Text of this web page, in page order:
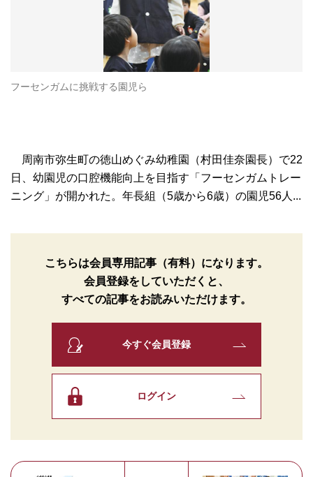
フーセンガムに挑戦する園児ら
周南市弥生町の徳山めぐみ幼稚園（村田佳奈園長）で22
日、幼園児の口腔機能向上を目指す「フーセンガムトレー
ニング」が開かれた。年長組（5歳から6歳）の園児56人...
こちらは会員専用記事（有料）になります。
会員登録をしていただくと、
すべての記事をお読みいただけます。
今すぐ会員登録
ログイン